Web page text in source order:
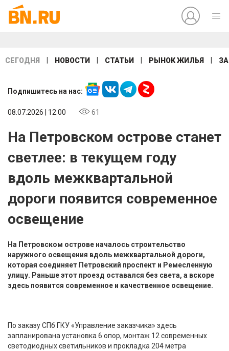
СЕГОДНЯ НОВОСТИ СТАТЬИ РЫНОК ЖИЛЬЯ
Подпишитесь на нас:
08.07.2026 | 12:00 61
На Петровском острове станет
светлее: в текущем году
вдоль межквартальной
дороги появится современное
освещение
На Петровском острове началось строительство
наружного освещения вдоль межквартальной дороги,
которая соединяет Петровский проспект и Ремесленную
улицу. Раньше этот проезд оставался без света, а вскоре
здесь появится современное и качественное освещение.
По заказу СПб ГКУ «Управление заказчика» здесь
запланирована установка 6 опор, монтаж 12 современных
светодиодных светильников и прокладка 204 метра